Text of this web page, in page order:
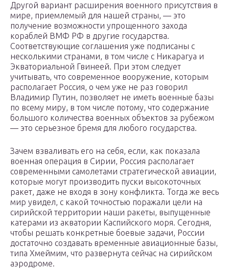
Другой вариант расширения военного присутствия в
мире, приемлемый для нашей страны, — это
получение возможности упрощенного захода
кораблей ВМФ РФ в другие государства.
Соответствующие соглашения уже подписаны с
несколькими странами, в том числе с Никарагуа и
Экваториальной Гвинеей. При этом следует
учитывать, что современное вооружение, которым
располагает Россия, о чем уже не раз говорил
Владимир Путин, позволяет не иметь военные базы
по всему миру, в том числе потому, что содержание
большого количества военных объектов за рубежом
— это серьезное бремя для любого государства.
Зачем взваливать его на себя, если, как показала
военная операция в Сирии, Россия располагает
современными самолетами стратегической авиации,
которые могут производить пуски высокоточных
ракет, даже не входя в зону конфликта. Тогда же весь
мир увидел, с какой точностью поражали цели на
сирийской территории наши ракеты, выпущенные
катерами из акватории Каспийского моря. Сегодня,
чтобы решать конкретные боевые задачи, России
достаточно создавать временные авиационные базы,
типа Хмеймим, что развернута сейчас на сирийском
аэродроме.